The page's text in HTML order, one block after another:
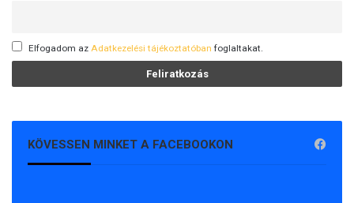
Elfogadom az Adatkezelési tájékoztatóban foglaltakat.
KÖVESSEN MINKET A FACEBOOKON